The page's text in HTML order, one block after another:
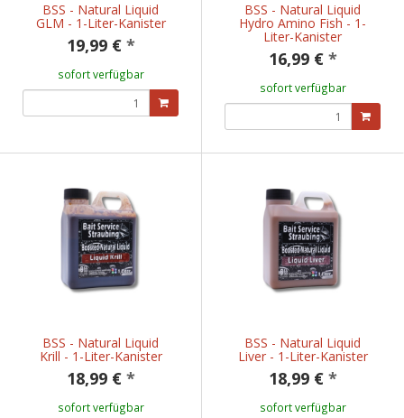
BSS - Natural Liquid
GLM - 1-Liter-Kanister
19,99 € *
sofort verfügbar
BSS - Natural Liquid
Hydro Amino Fish - 1-
Liter-Kanister
16,99 € *
sofort verfügbar
BSS - Natural Liquid
Krill - 1-Liter-Kanister
18,99 € *
sofort verfügbar
BSS - Natural Liquid
Liver - 1-Liter-Kanister
18,99 € *
sofort verfügbar